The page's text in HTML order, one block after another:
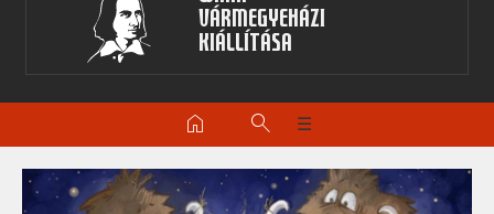
Vármegyeházi
kiállítása
home search ☰